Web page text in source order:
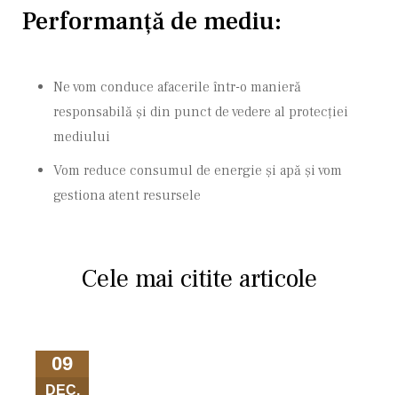
Performanță de mediu:
Ne vom conduce afacerile într-o manieră
responsabilă și din punct de vedere al protecției
mediului
Vom reduce consumul de energie și apă și vom
gestiona atent resursele
Cele mai citite articole
09
DEC.